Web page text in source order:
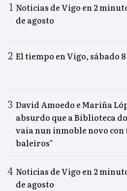
Noticias de Vigo en 2
de agosto
El tiempo en Vigo, sábado
David Amoedo e Mariña
absurdo que a Biblioteca
vaia nun inmoble novo con
baleiros"
Noticias de Vigo en 2
de agosto